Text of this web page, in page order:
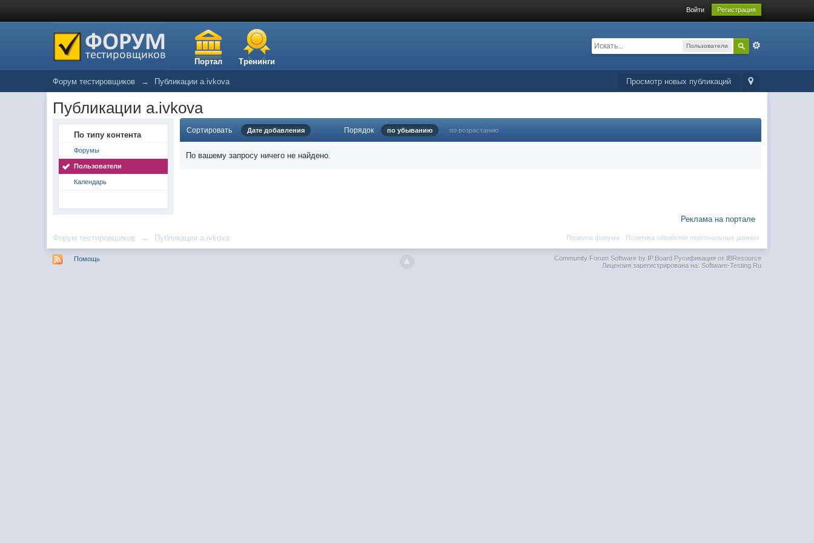
Войти Регистрация
Портал Тренинги
Пользователи
Просмотр новых публикаций
Форум тестировщиков → Публикации a.ivkova
Публикации a.ivkova
По типу контента
Форумы
Пользователи
Календарь
Сортировать Дате добавления Порядок по убыванию по возрастанию
По вашему запросу ничего не найдено.
Реклама на портале
Форум тестировщиков → Публикации a.ivkova Политика обработки персональных данных
Правила форума ·
Помощь Community Forum Software by IP.BoardРусификация от IBResource
Лицензия зарегистрирована на: Software-Testing.Ru